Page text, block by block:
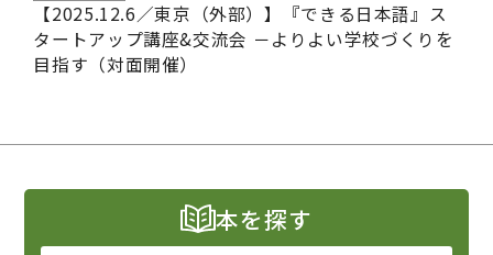
【2025.12.6／東京（外部）】『できる日本語』ス
タートアップ講座&交流会 －よりよい学校づくりを
目指す（対面開催）
本を探す